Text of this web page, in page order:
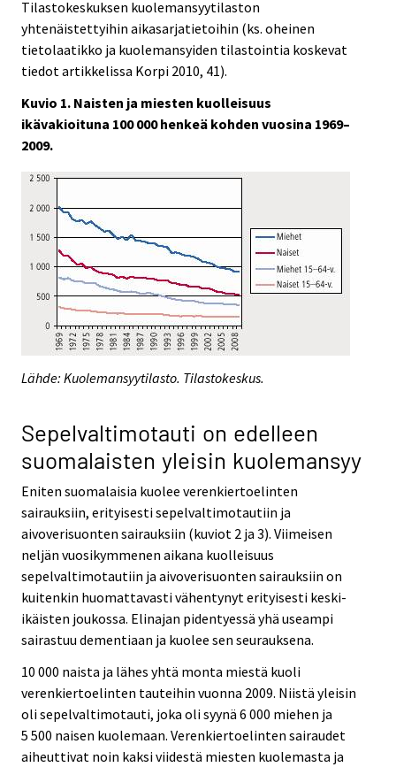
Tilastokeskuksen kuolemansyytilaston
yhtenäistettyihin aikasarjatietoihin (ks. oheinen
tietolaatikko ja kuolemansyiden tilastointia koskevat
tiedot artikkelissa Korpi 2010, 41).
Kuvio 1. Naisten ja miesten kuolleisuus
ikävakioituna 100 000 henkeä kohden vuosina 1969–
2009.
Lähde: Kuolemansyytilasto. Tilastokeskus.
Sepelvaltimotauti on edelleen
suomalaisten yleisin kuolemansyy
Eniten suomalaisia kuolee verenkiertoelinten
sairauksiin, erityisesti sepelvaltimotautiin ja
aivoverisuonten sairauksiin (kuviot 2 ja 3). Viimeisen
neljän vuosikymmenen aikana kuolleisuus
sepelvaltimotautiin ja aivoverisuonten sairauksiin on
kuitenkin huomattavasti vähentynyt erityisesti keski-
ikäisten joukossa. Elinajan pidentyessä yhä useampi
sairastuu dementiaan ja kuolee sen seurauksena.
10 000 naista ja lähes yhtä monta miestä kuoli
verenkiertoelinten tauteihin vuonna 2009. Niistä yleisin
oli sepelvaltimotauti, joka oli syynä 6 000 miehen ja
5 500 naisen kuolemaan. Verenkiertoelinten sairaudet
aiheuttivat noin kaksi viidestä miesten kuolemasta ja